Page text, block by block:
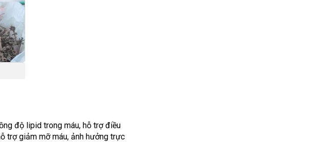
độ lipid trong máu, hỗ trợ điều
trợ giảm mỡ máu, ảnh hưởng trực